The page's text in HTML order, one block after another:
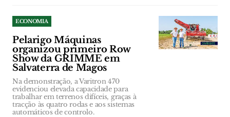
ECONOMIA
Pelarigo Máquinas
organizou primeiro Row
Show da GRIMME em
Salvaterra de Magos
Na demonstração, a Varitron 470
evidenciou elevada capacidade para
trabalhar em terrenos difíceis, graças à
tracção às quatro rodas e aos sistemas
automáticos de controlo.